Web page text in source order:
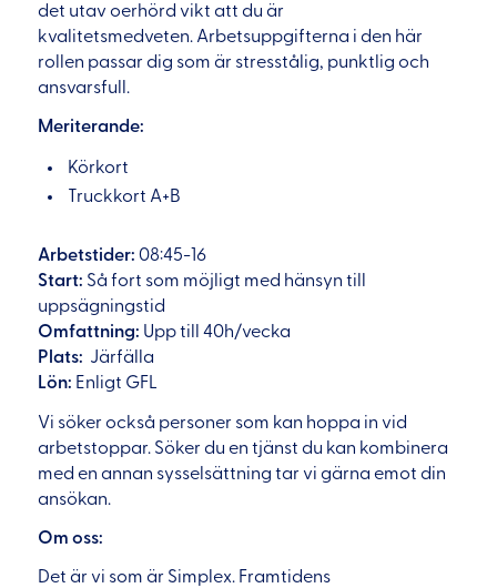
det utav oerhörd vikt att du är
kvalitetsmedveten. Arbetsuppgifterna i den här
rollen passar dig som är stresstålig, punktlig och
ansvarsfull.
Meriterande:
Körkort
Truckkort A+B
Arbetstider: 08:45-16
Start: Så fort som möjligt med hänsyn till
uppsägningstid
Omfattning: Upp till 40h/vecka
Plats: Järfälla
Lön: Enligt GFL
Vi söker också personer som kan hoppa in vid
arbetstoppar. Söker du en tjänst du kan kombinera
med en annan sysselsättning tar vi gärna emot din
ansökan.
Om oss:
Det är vi som är Simplex. Framtidens